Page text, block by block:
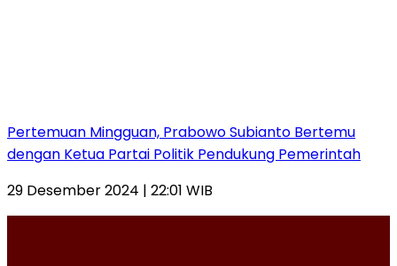
Pertemuan Mingguan, Prabowo Subianto Bertemu
dengan Ketua Partai Politik Pendukung Pemerintah
29 Desember 2024 | 22:01 WIB